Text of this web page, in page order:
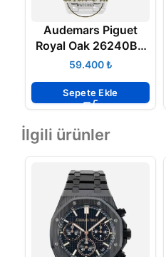
Audemars Piguet
Royal Oak 26240BC
Mor Kadran APS
Clone ETA
₺
Sepete Ekle
İlgili ürünler